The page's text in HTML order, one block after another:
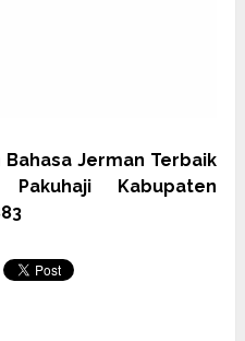
Jerman Terbaik
Kabupaten